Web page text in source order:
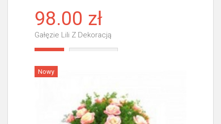
98.00 zł
Gałęzie Lili Z Dekoracją
Nowy